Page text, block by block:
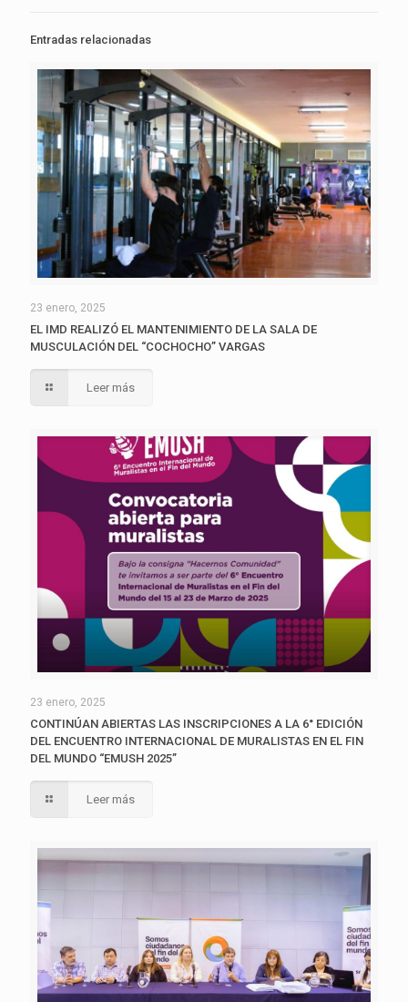
Entradas relacionadas
23 enero, 2025
EL IMD REALIZÓ EL MANTENIMIENTO DE LA SALA DE
MUSCULACIÓN DEL “COCHOCHO” VARGAS
Leer más
23 enero, 2025
CONTINÚAN ABIERTAS LAS INSCRIPCIONES A LA 6° EDICIÓN
DEL ENCUENTRO INTERNACIONAL DE MURALISTAS EN EL FIN
DEL MUNDO “EMUSH 2025”
Leer más